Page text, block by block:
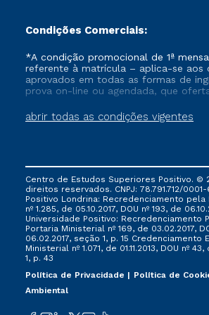
Condições Comerciais:
abrir todas as condições vigentes
*A condição promocional de 1ª
referente à matrícula – aplica-se aos
aprovados em todas as formas de
prova on-line ou agendada, que
vigente, que ainda não tenham
tenham cancelado ou trancado sua
via FIES, Prouni e outros programas
não se acumula com nenhuma outra
ofertada pela Instituição.
Centro de Estudos Superiores Positivo. ©
direitos reservados. CNPJ: 78.791.712/
Positivo Londrina: Recredenciamento
nº 1.285, de 05.10.2017, DOU nº 193, de
Universidade Positivo: Recredenciamento
Portaria Ministerial nº 169, de 03.02.2017,
06.02.2017, seção 1, p. 15 Credenciamento
Ministerial nº 1.071, de 01.11.2013, DOU nº
1, p. 43
Política de Privacidade
Política de
Ambiental